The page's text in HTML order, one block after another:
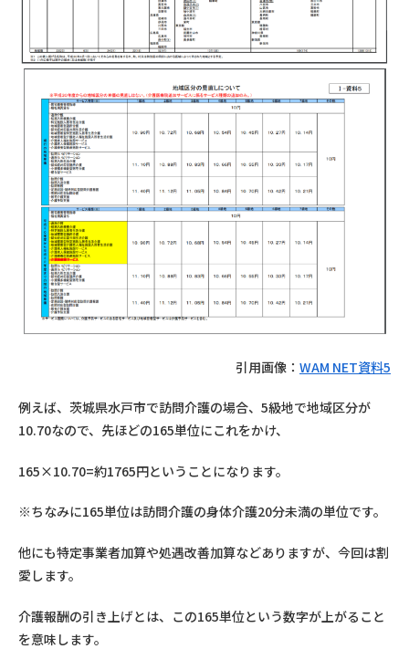
引用画像： WAM NET資料5
例えば、茨城県水戸市で訪問介護の場合、5級地で地域区分が
10.70なので、先ほどの165単位にこれをかけ、
165×10.70=約1765円ということになります。
※ちなみに165単位は訪問介護の身体介護20分未満の単位です。
他にも特定事業者加算や処遇改善加算などありますが、今回は割
愛します。
介護報酬の引き上げとは、この165単位という数字が上がること
を意味します。